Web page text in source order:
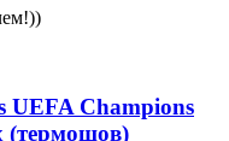
Champions
(термошов)